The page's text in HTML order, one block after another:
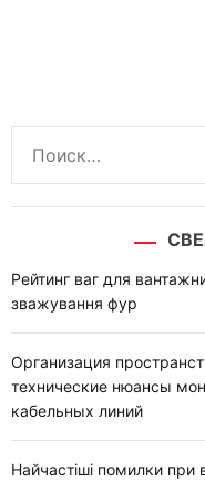
:Рейтинг ваг для
зважування фур
Организация
технические нюансы
кабельных линий
Найчастіші помилки при